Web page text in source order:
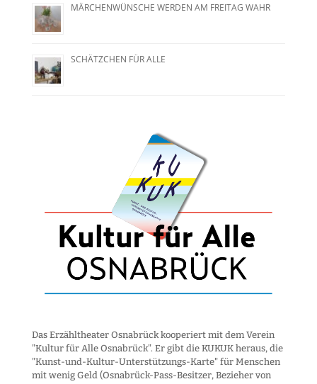
MÄRCHENWÜNSCHE WERDEN AM FREITAG WAHR
SCHÄTZCHEN FÜR ALLE
Das Erzähltheater Osnabrück kooperiert mit dem Verein
"Kultur für Alle Osnabrück". Er gibt die KUKUK heraus, die
"Kunst-und-Kultur-Unter­stützungs-Karte" für Menschen
mit wenig Geld (Osnabrück-Pass-Besitzer, Bezieher von